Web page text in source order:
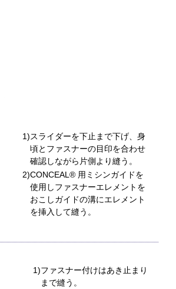
スライダーを下止まで下げ、身
頃とファスナーの目印を合わせ
確認しながら片側より縫う。
CONCEAL® 用ミシンガイドを
使用しファスナーエレメントを
おこしガイドの溝にエレメント
を挿入して縫う。
ファスナー付けはあき止まり
まで縫う。